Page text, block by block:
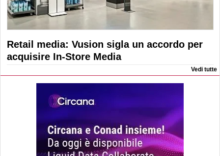
Retail media: Vusion sigla un accordo per
acquisire In-Store Media
Vedi tutte